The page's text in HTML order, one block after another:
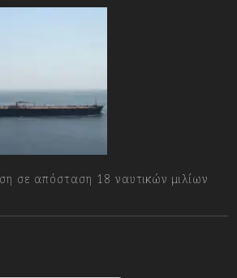
σε απόσταση 18 ναυτικών μιλίων